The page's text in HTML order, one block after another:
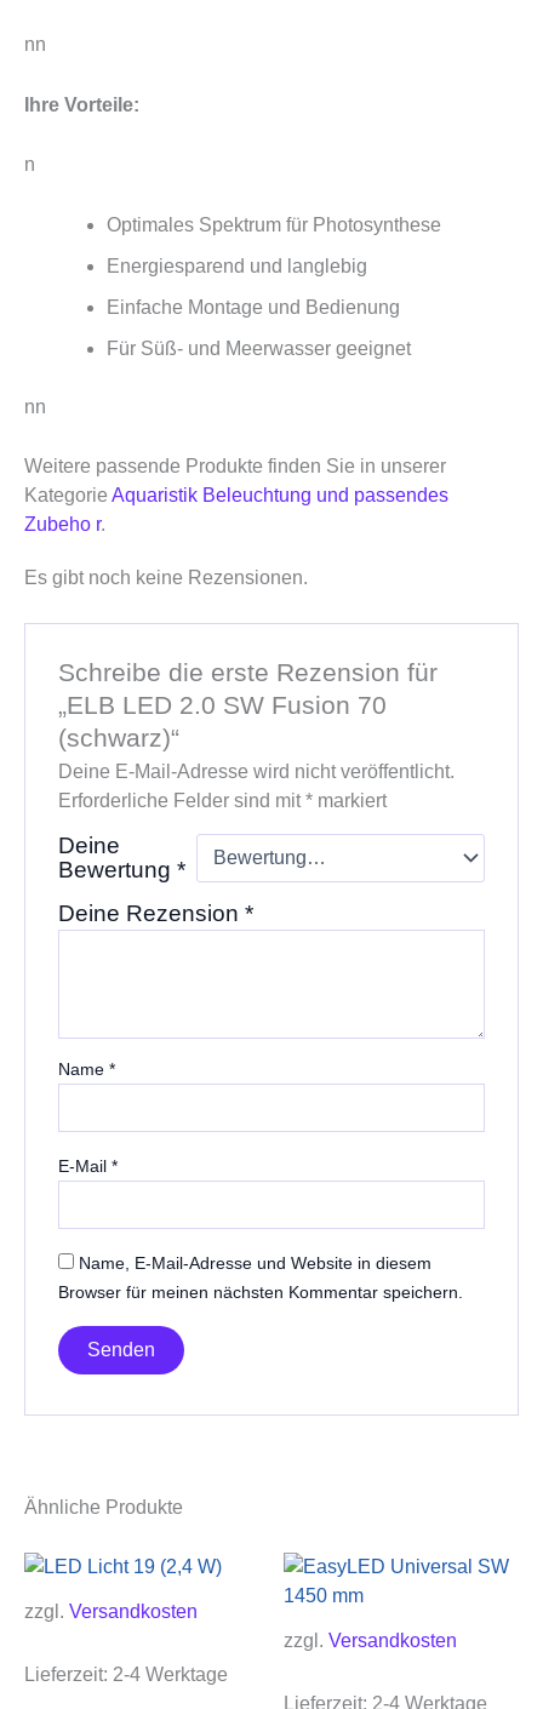
nn
Ihre Vorteile:
n
Optimales Spektrum für Photosynthese
Energiesparend und langlebig
Einfache Montage und Bedienung
Für Süß- und Meerwasser geeignet
nn
Weitere passende Produkte finden Sie in unserer
Kategorie Aquaristik Beleuchtung und passendes
Zubeho r.
Es gibt noch keine Rezensionen.
Schreibe die erste Rezension für
„ELB LED 2.0 SW Fusion 70
(schwarz)“
Deine E-Mail-Adresse wird nicht veröffentlicht.
Erforderliche Felder sind mit*markiert
Deine
Bewertung *
Deine Rezension *
Name *
E-Mail *
Name, E-Mail-Adresse und Website in diesem
Browser für meinen nächsten Kommentar speichern.
Ähnliche Produkte
zzgl. Versandkosten
Lieferzeit: 2-4 Werktage
zzgl. Versandkosten
Lieferzeit: 2-4 Werktage